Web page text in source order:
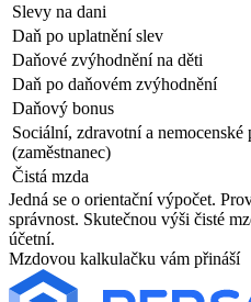
Slevy na dani
Daň po uplatnění slev
Daňové zvýhodnění na děti
Daň po daňovém zvýhodnění
Daňový bonus
Sociální, zdravotní a nemocenské
(zaměstnanec)
Čistá mzda
Jedná se o orientační výpočet.
správnost. Skutečnou výši čisté
účetní.
Mzdovou kalkulačku vám přináší